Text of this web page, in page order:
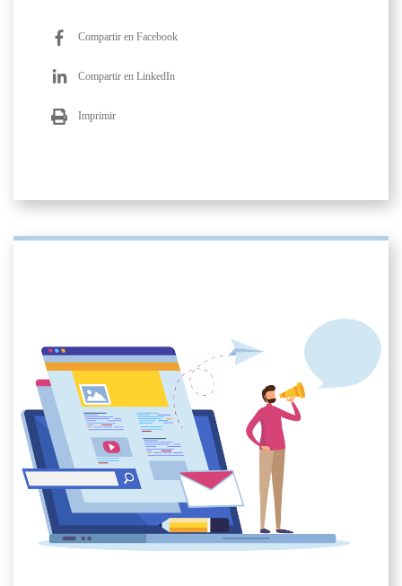
Compartir en Facebook
Compartir en LinkedIn
Imprimir